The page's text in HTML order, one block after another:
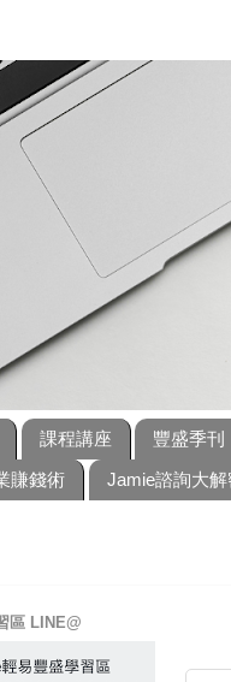
課程講座 豐盛季刊
賺錢術
Jamie諮詢大
區 LINE@